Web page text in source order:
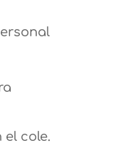
el cole.